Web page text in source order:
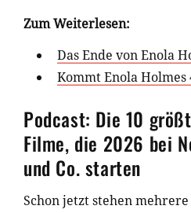
Zum Weiterlesen:
Das Ende von Enola
Kommt Enola Holmes
Podcast: Die 10
Filme, die 2026 bei
und Co. starten
Schon jetzt stehen mehrere